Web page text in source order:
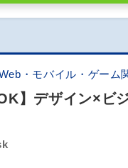
・モバイル・ゲーム
】デザイン×ビ